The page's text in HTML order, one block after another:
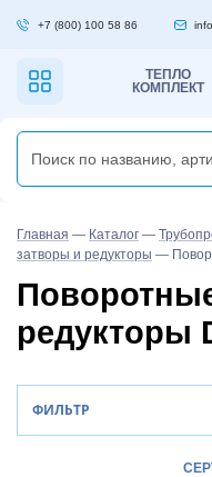
+7 (800) 100 58 86
ТЕПЛО
КОМПЛЕКТ
Главная — Каталог —
затворы и редукторы —
редукторы
ФИЛЬТР